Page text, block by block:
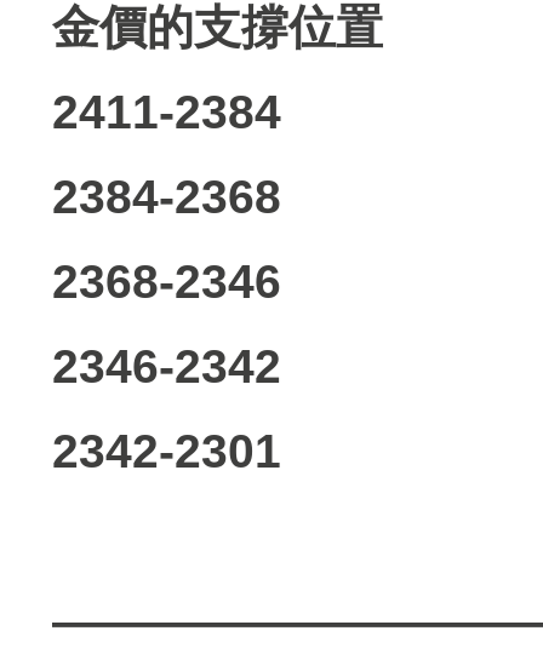
金價的支撐位置
2411-2384
2384-2368
2368-2346
2346-2342
2342-2301